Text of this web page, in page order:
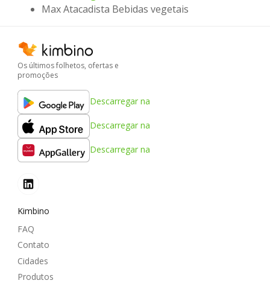
Max Atacadista Bebidas vegetais
Os últimos folhetos, ofertas e
promoções
Descarregar na
Descarregar na
Descarregar na
Kimbino
FAQ
Contato
Cidades
Produtos